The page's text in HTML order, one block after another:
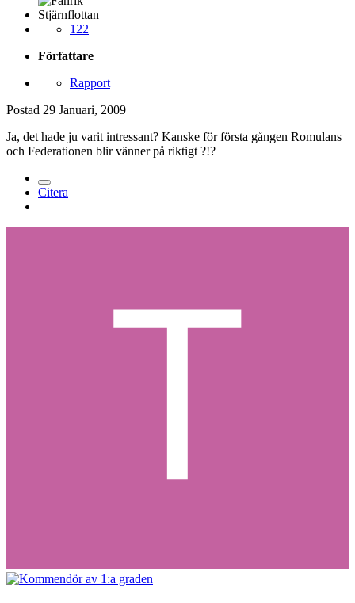
Stjärnflottan
122
Författare
Rapport
Postad 29 Januari, 2009
Ja, det hade ju varit intressant? Kanske för första gången Romulans
och Federationen blir vänner på riktigt ?!?
Citera